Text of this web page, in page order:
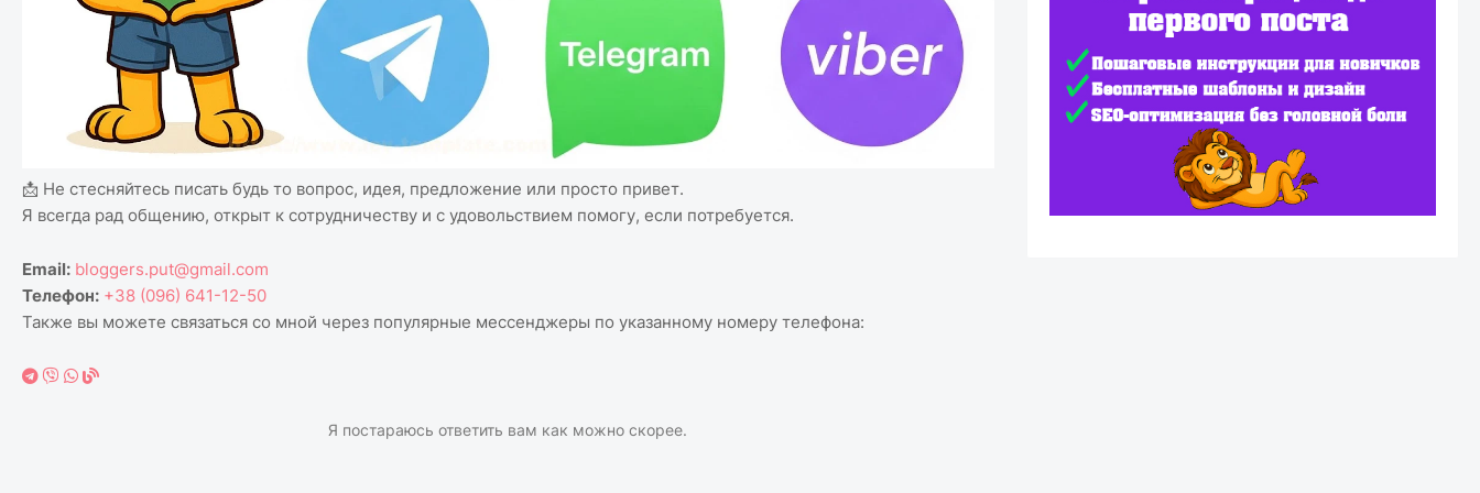
📩 Не стесняйтесь писать будь то вопрос, идея, предложение или просто привет.
Я всегда рад общению, открыт к сотрудничеству и с удовольствием помогу, если потребуется.
Email: bloggers.put@gmail.com
Телефон: +38 (096) 641-12-50
Также вы можете связаться со мной через популярные мессенджеры по указанному номеру телефона:
Я постараюсь ответить вам как можно скорее.